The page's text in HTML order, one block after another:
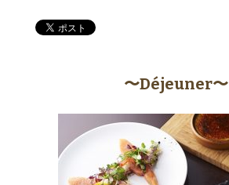
〜Déjeuner〜